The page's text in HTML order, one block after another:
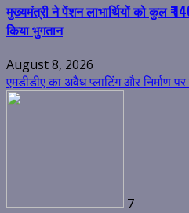
मुख्यमंत्री ने पेंशन लाभार्थियों को कुल ₹
किया भुगतान
August 8, 2026
एमडीडीए का अवैध प्लाटिंग और निर्माण
7